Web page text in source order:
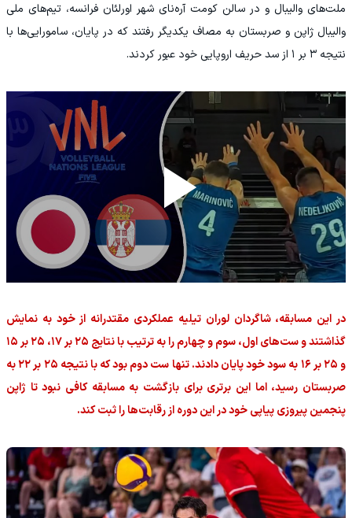
ملت‌های والیبال و در سالن کومت آره‌نای شهر اورلئان فرانسه، تیم‌های ملی
والیبال ژاپن و صربستان به مصاف یکدیگر رفتند که در پایان، سامورایی‌ها با
نتیجه ۳ بر ۱ از سد حریف اروپایی خود عبور کردند.
در این مسابقه، شاگردان لوران تیلیه عملکردی مقتدرانه از خود به نمایش
گذاشتند و ست‌های اول، سوم و چهارم را به ترتیب با نتایج ۲۵ بر ۱۷، ۲۵ بر ۱۵
و ۲۵ بر ۱۶ به سود خود پایان دادند. تنها ست دوم بود که با نتیجه ۲۵ بر ۲۲ به
صربستان رسید، اما این برتری برای بازگشت به مسابقه کافی نبود تا ژاپن
پنجمین پیروزی پیاپی خود در این دوره از رقابت‌ها را ثبت کند.